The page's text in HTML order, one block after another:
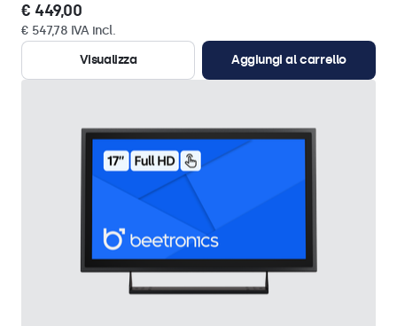
€ 449,00
€ 547,78 IVA incl.
Visualizza
Aggiungi al carrello